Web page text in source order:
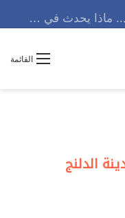
القائمة
الدلنج